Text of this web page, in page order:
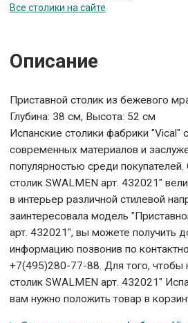
Все столики на сайте
Описание
Приставной столик из бежевого
Глубина: 38 см, Высота: 52 см
Испанские столики фабрики "Vical"
современных материалов и
популярностью среди
столик SWALMEN арт. 432021"
в интерьер различной стилевой
заинтересовала модель
арт. 432021", вы можете получить
информацию позвонив по
+7(495)280-77-88. Для того, чтобы
столик SWALMEN арт. 432021"
вам нужно положить товар в